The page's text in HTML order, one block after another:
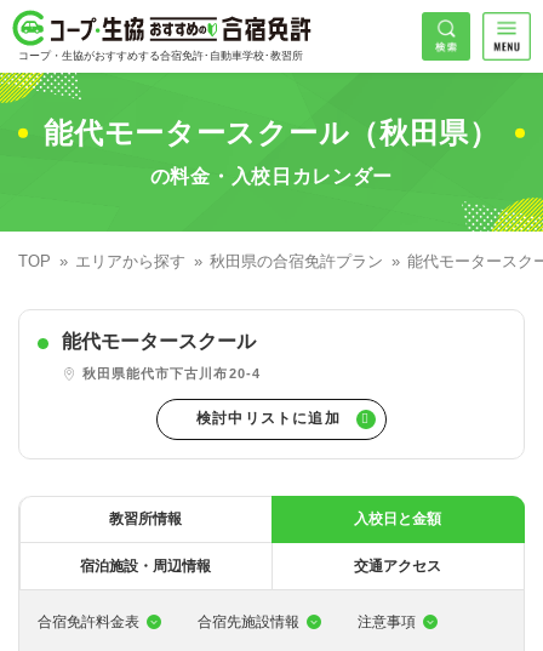
コープ・生協おすすめの合宿免許
コープ・生協がおすすめする合宿免許･自動車学校･教習所
HOME
コープ・生協おすすめの合宿免許ランキング
普通車
大型二輪
準中型車
大型特殊
エリアで探す
東北エリア
甲信越エリア
東海エリア
早割
学割
組合員特典
キャンペーンで探す
こだわり条件で探す
コープ合宿免許スタッフがおすすめの教習所
お一人でも安心な教習所
教習料金が安い教習所
入校日で探す
私たちについて
コープ・生協おすすめの合宿免許パンフレット
希望免許
地域
希望入校日
42 件が見つかりました
検索
能代モータースクール（秋田県）
の料金・入校日カレンダー
TOP エリアから探す 秋田県の合宿免許プラン 能代モータースク
能代モータースクール
秋田県能代市下古川布20-4
教習所情報 入校日と金額
宿泊施設・周辺情報 交通アクセス
合宿免許料金表 合宿先施設情報 注意事項